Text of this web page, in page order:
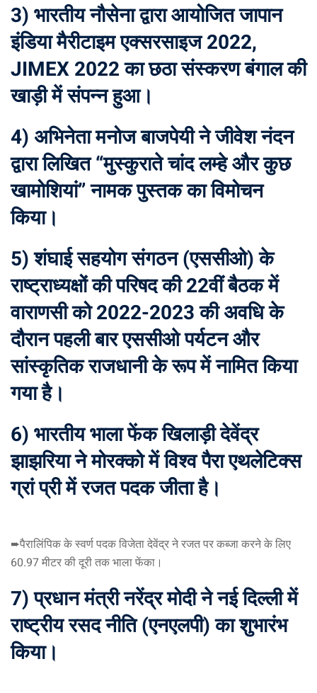
3) भारतीय नौसेना द्वारा आयोजित जापान
इंडिया मैरीटाइम एक्सरसाइज 2022,
JIMEX 2022 का छठा संस्करण बंगाल की
खाड़ी में संपन्न हुआ।
4) अभिनेता मनोज बाजपेयी ने जीवेश नंदन
द्वारा लिखित “मुस्कुराते चांद लम्हे और कुछ
खामोशियां” नामक पुस्तक का विमोचन
किया।
5) शंघाई सहयोग संगठन (एससीओ) के
राष्ट्राध्यक्षों की परिषद की 22वीं बैठक में
वाराणसी को 2022-2023 की अवधि के
दौरान पहली बार एससीओ पर्यटन और
सांस्कृतिक राजधानी के रूप में नामित किया
गया है।
6) भारतीय भाला फेंक खिलाड़ी देवेंद्र
झाझरिया ने मोरक्को में विश्व पैरा एथलेटिक्स
ग्रां प्री में रजत पदक जीता है।
➨पैरालिंपिक के स्वर्ण पदक विजेता देवेंद्र ने रजत पर कब्जा करने के लिए
60.97 मीटर की दूरी तक भाला फेंका।
7) प्रधान मंत्री नरेंद्र मोदी ने नई दिल्ली में
राष्ट्रीय रसद नीति (एनएलपी) का शुभारंभ
किया।